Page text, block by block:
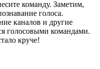
команду. Заметим,
голоса.
каналов и другие
голосовыми командами.
круче!